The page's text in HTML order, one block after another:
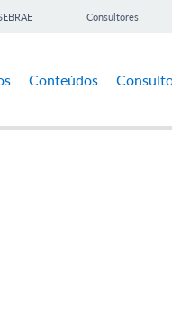
Consultores
Conteúdos